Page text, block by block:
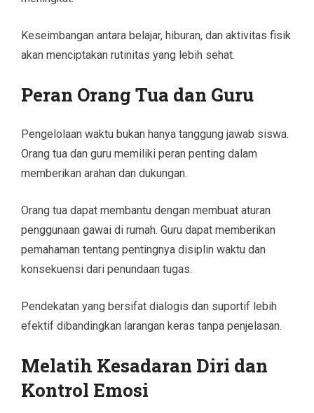
Keseimbangan antara belajar, hiburan, dan aktivitas fisik
akan menciptakan rutinitas yang lebih sehat.
Peran Orang Tua dan Guru
Pengelolaan waktu bukan hanya tanggung jawab siswa.
Orang tua dan guru memiliki peran penting dalam
memberikan arahan dan dukungan.
Orang tua dapat membantu dengan membuat aturan
penggunaan gawai di rumah. Guru dapat memberikan
pemahaman tentang pentingnya disiplin waktu dan
konsekuensi dari penundaan tugas.
Pendekatan yang bersifat dialogis dan suportif lebih
efektif dibandingkan larangan keras tanpa penjelasan.
Melatih Kesadaran Diri dan
Kontrol Emosi